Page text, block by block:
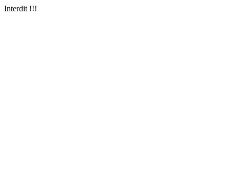
Interdit !!!